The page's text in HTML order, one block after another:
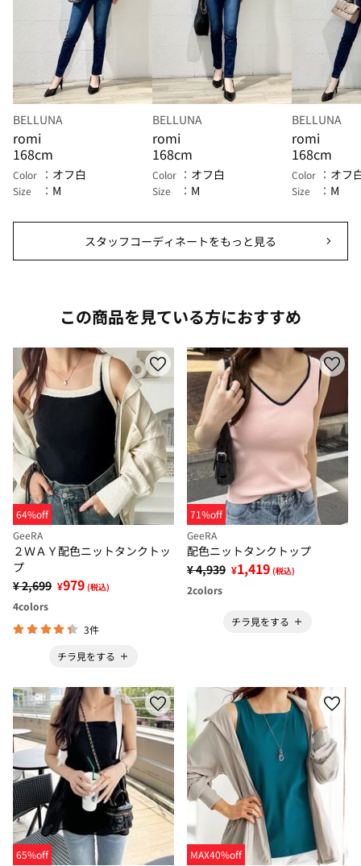
BELLUNA
romi
168cm
Color オフ白
Size M
BELLUNA
romi
168cm
Color オフ白
Size M
BELLUNA
romi
168cm
Color オフ
Size M
スタッフコーディネートをもっと見る
この商品を見ている方におすすめ
64%off
GeeRA
２ＷＡＹ配色ニットタンクトッ
プ
¥ 2,699 ¥979 (税込)
4colors
3件
チラ見をする
71%off
GeeRA
配色ニットタンクトップ
¥ 4,939 ¥1,419 (税込)
2colors
チラ見をする
65%off MAX40%off